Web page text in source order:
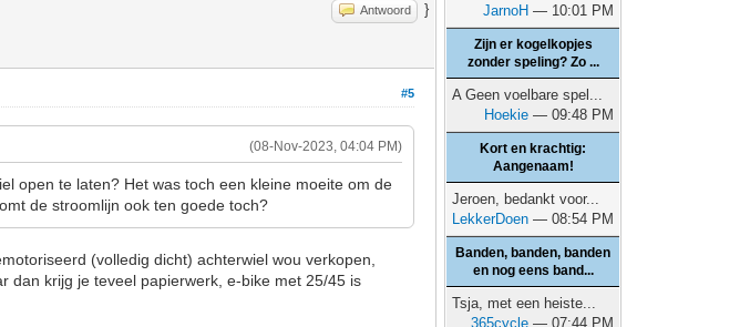
Antwoord }
#5
(08-Nov-2023, 04:04 PM)
open te laten? Het was toch een kleine moeite om de
de stroomlijn ook ten goede toch?
(volledig dicht) achterwiel wou verkopen,
dan krijg je teveel papierwerk, e-bike met 25/45 is
JarnoH — 10:01 PM
Zijn er kogelkopjes
zonder speling? Zo ...
A Geen voelbare spel...
Hoekie — 09:48 PM
Kort en krachtig:
Aangenaam!
Jeroen, bedankt voor...
LekkerDoen — 08:54 PM
Banden, banden, banden
en nog eens band...
Tsja, met een heiste...
365cycle — 07:44 PM